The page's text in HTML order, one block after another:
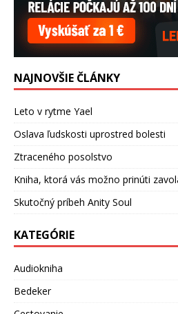
NAJNOVŠIE ČLÁNKY
Leto v rytme Yael
Oslava ľudskosti uprostred bolesti
Ztraceného posolstvo
Kniha, ktorá vás možno prinúti
Skutočný príbeh Anity Soul
KATEGÓRIE
Audiokniha
Bedeker